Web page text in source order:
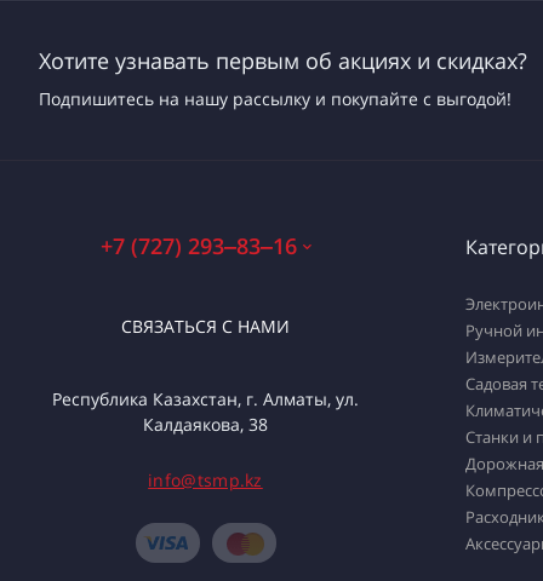
Хотите узнавать первым об акциях и скидках?
Подпишитесь на нашу рассылку и покупайте с выгодой!
+7 (727) 293‒83‒16
СВЯЗАТЬСЯ С НАМИ
Республика Казахстан, г. Алматы, ул.
Калдаякова, 38
info@tsmp.kz
Ручной
Садовая
Станки и